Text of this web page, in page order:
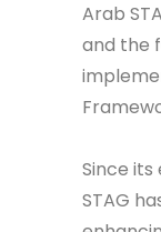
Arab
and the
Since its
STAG